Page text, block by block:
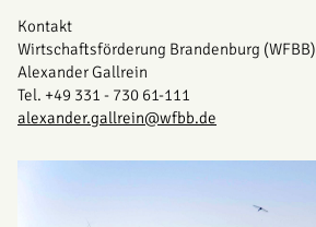
Kontakt
Wirtschaftsförderung Brandenburg (WFBB)
Alexander Gallrein
Tel. +49 331 - 730 61-111
alexander.gallrein@wfbb.de